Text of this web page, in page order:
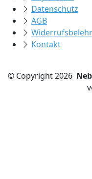
Datenschutz
AGB
Kontakt
© Copyright 2026